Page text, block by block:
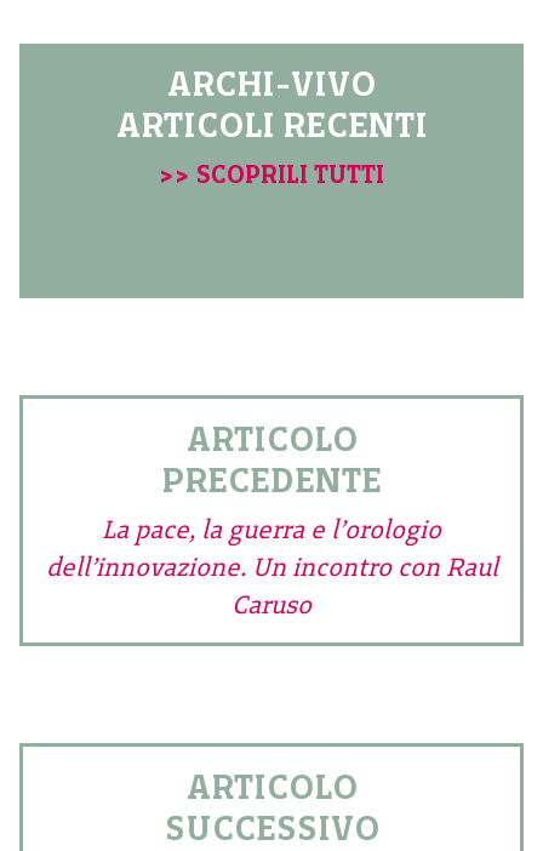
ARCHI-VIVO
ARTICOLI RECENTI
>> SCOPRILI TUTTI
ARTICOLO
PRECEDENTE
La pace, la guerra e l’orologio
dell’innovazione. Un incontro con Raul
Caruso
ARTICOLO
SUCCESSIVO